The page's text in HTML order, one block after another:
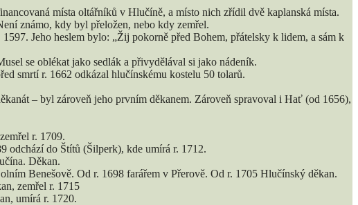
místa oltářníků v Hlučíně, a místo nich zřídil dvě kaplanská místa.
známo, kdy byl přeložen, nebo kdy zemřel.
Jeho heslem bylo: „Žij pokorně před Bohem, přátelsky k lidem, a sám k
se oblékat jako sedlák a přivydělával si jako nádeník.
smrtí r. 1662 odkázal hlučínskému kostelu 50 tolarů.
– byl zároveň jeho prvním děkanem. Zároveň spravoval i Hať (od 1656),
r. 1709.
odchází do Štítů (Šilperk), kde umírá r. 1712.
Děkan.
Benešově. Od r. 1698 farářem v Přerově. Od r. 1705 Hlučínský děkan.
zemřel r. 1715
umírá r. 1720.